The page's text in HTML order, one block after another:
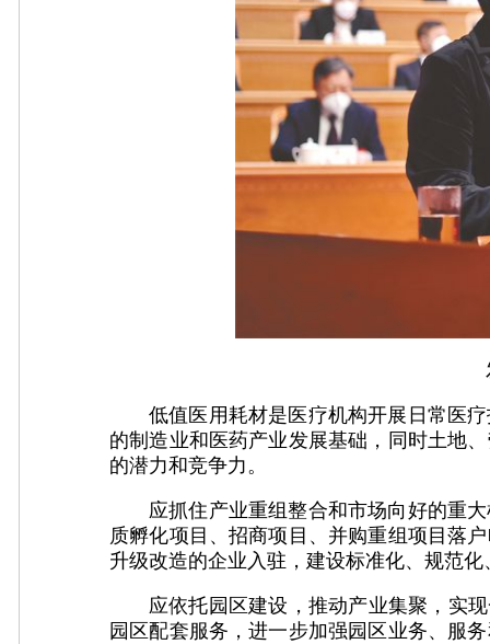
低值医用耗材是医疗机构开展日常医
的制造业和医药产业发展基础，同时土地
的潜力和竞争力。
应抓住产业重组整合和市场向好的重
质孵化项目、招商项目、并购重组项目落
升级改造的企业入驻，建设标准化、规范
应依托园区建设，推动产业集聚，实
园区配套服务，进一步加强园区业务、服